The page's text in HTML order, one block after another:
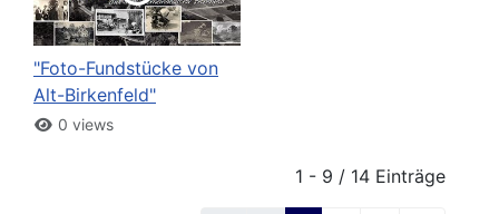
"Foto-Fundstücke von
Alt-Birkenfeld"
0 views
1 - 9 / 14 Einträge